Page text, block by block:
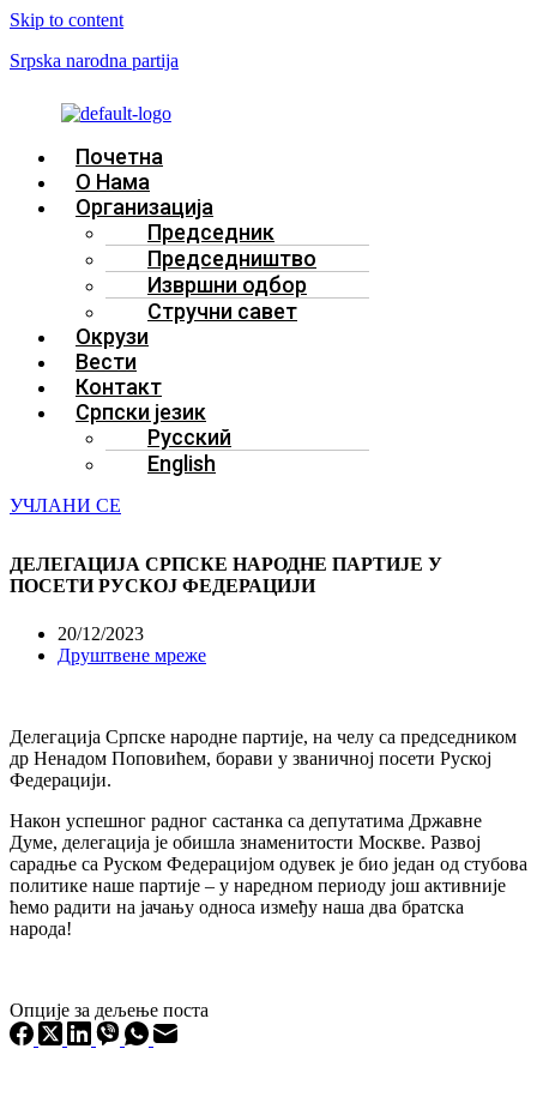
Skip to content
Srpska narodna partija
Menu
Почетна
О Нама
Организација
Председник
Председништво
Извршни одбор
Стручни савет
Окрузи
Вести
Контакт
Српски језик
Русский
English
УЧЛАНИ СЕ
ДЕЛЕГАЦИЈА СРПСКЕ НАРОДНЕ ПАРТИЈЕ У
ПОСЕТИ РУСКОЈ ФЕДЕРАЦИЈИ
20/12/2023
Друштвене мреже
Делегација Српске народне партије, на челу са председником
др Ненадом Поповићем, борави у званичној посети Руској
Федерацији.
Након успешног радног састанка са депутатима Државне
Думе, делегација је обишла знаменитости Москве. Развој
сарадње са Руском Федерацијом одувек је биo један од стубова
политике наше партије – у наредном периоду још активније
ћемо радити на јачању односа између наша два братска
народа!
Опције за дељење поста